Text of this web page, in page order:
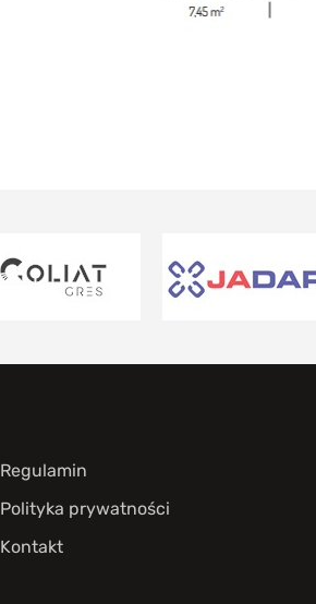
Regulamin
Polityka prywatności
Kontakt